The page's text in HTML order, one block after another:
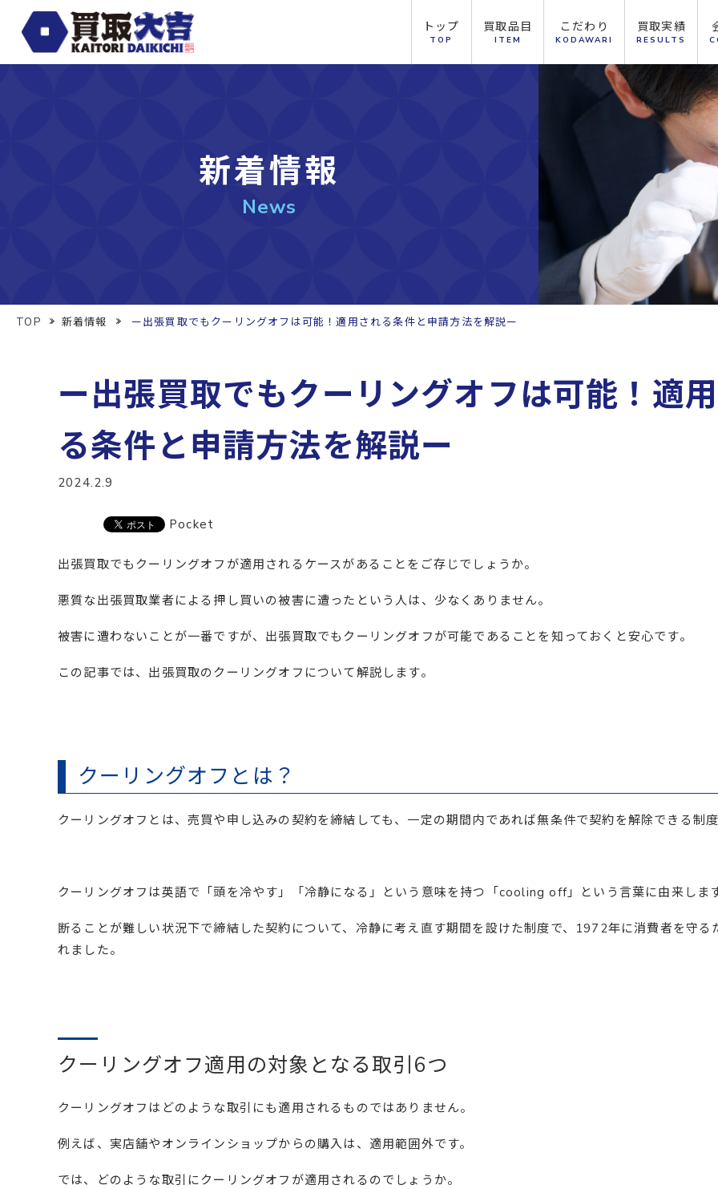
トップ
TOP
買取品目
ITEM
こだわり
KODAWARI
買取実績
RESULTS
新着情報
News
TOP 新着情報 ー出張買取でもクーリングオフは可能！適用される条件と申請方法を解説ー
ー出張買取でもクーリングオフは可能！適
る条件と申請方法を解説ー
2024.2.9
Pocket
出張買取でもクーリングオフが適用されるケースがあることをご存じでしょうか。
悪質な出張買取業者による押し買いの被害に遭ったという人は、少なくありません。
被害に遭わないことが一番ですが、出張買取でもクーリングオフが可能であることを知っておくと安心です。
この記事では、出張買取のクーリングオフについて解説します。
クーリングオフとは？
クーリングオフとは、売買や申し込みの契約を締結しても、一定の期間内であれば無条件で契約を解除できる制
クーリングオフは英語で「頭を冷やす」「冷静になる」という意味を持つ「cooling off」という言葉に由来しま
断ることが難しい状況下で締結した契約について、冷静に考え直す期間を設けた制度で、1972年に消費者を守る
れました。
クーリングオフ適用の対象となる取引6つ
クーリングオフはどのような取引にも適用されるものではありません。
例えば、実店舗やオンラインショップからの購入は、適用範囲外です。
では、どのような取引にクーリングオフが適用されるのでしょうか。